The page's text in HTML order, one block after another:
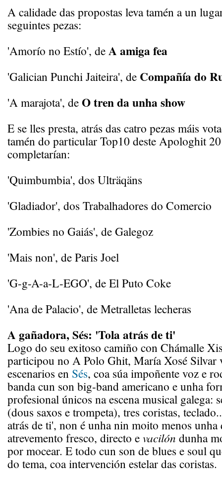
A calidade das propostas leva tamén a un
seguintes pezas:
'Amorío no Estío', deA amiga fea
'Galician Punchi Jaiteira', de Compañía do
'A marajota', deO tren da unha show
E se lles presta, atrás das catro pezas máis
tamén do particular Top10 deste Apologhit
completarían:
'Quimbumbia', dos Ulträqäns
'Gladiador', dos Trabalhadores do Comercio
'Zombies no Gaiás', de Galegoz
'Mais non', de Paris Joel
'G-g-A-a-L-EGO', de El Puto Coke
'Ana de Palacio', de Metralletas lecheras
A gañadora, Sés: 'Tola atrás de ti'
Logo do seu exitoso camiño con Chámalle
participou no A Polo Ghit, María Xosé Silvar
escenarios en Sés, coa súa impoñente voz e
banda cun son big-band americano e unha
profesional únicos na escena musical galega:
(dous saxos e trompeta), tres coristas,
atrás de ti', non é unha nin moito menos unha
atrevemento fresco, directo evacilón dunha
por mocear. E todo cun son de blues e soul
do tema, coa intervención estelar das coristas.